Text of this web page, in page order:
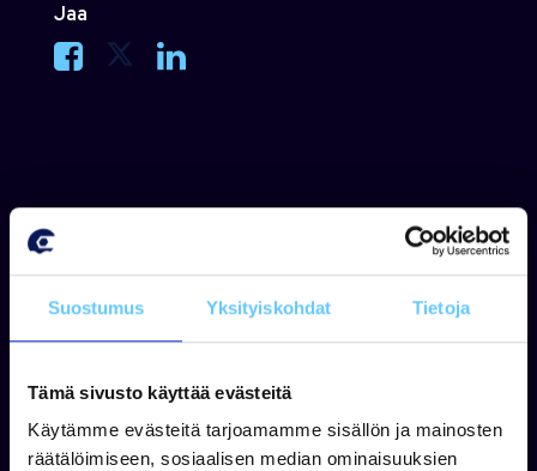
Suostumus Yksityiskohdat Tietoja
Tämä sivusto käyttää evästeitä
Käytämme evästeitä tarjoamamme sisällön ja mainosten
räätälöimiseen, sosiaalisen median ominaisuuksien
Jaa
Suosituimmat tuotteet